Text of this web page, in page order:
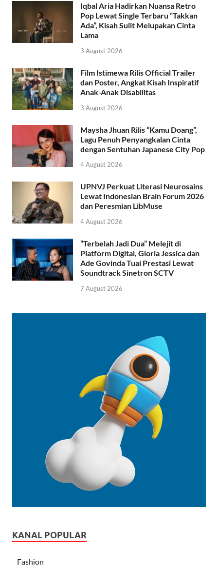
Iqbal Aria Hadirkan Nuansa Retro
Pop Lewat Single Terbaru “Takkan
Ada”, Kisah Sulit Melupakan Cinta
Lama
3 August 2026
Film Istimewa Rilis Official Trailer
dan Poster, Angkat Kisah Inspiratif
Anak-Anak Disabilitas
3 August 2026
Maysha Jhuan Rilis “Kamu Doang”,
Lagu Penuh Penyangkalan Cinta
dengan Sentuhan Japanese City Pop
4 August 2026
UPNVJ Perkuat Literasi Neurosains
Lewat Indonesian Brain Forum 2026
dan Peresmian LibMuse
4 August 2026
“Terbelah Jadi Dua” Melejit di
Platform Digital, Gloria Jessica dan
Ade Govinda Tuai Prestasi Lewat
Soundtrack Sinetron SCTV
7 August 2026
KANAL POPULAR
Fashion